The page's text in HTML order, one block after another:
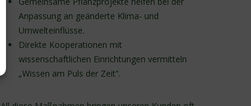
Anpassung an geänderte Klima- und
Umwelteinflüsse.
Direkte Kooperationen mit
wissenschaftlichen Einrichtungen vermitteln
„Wissen am Puls der Zeit“.